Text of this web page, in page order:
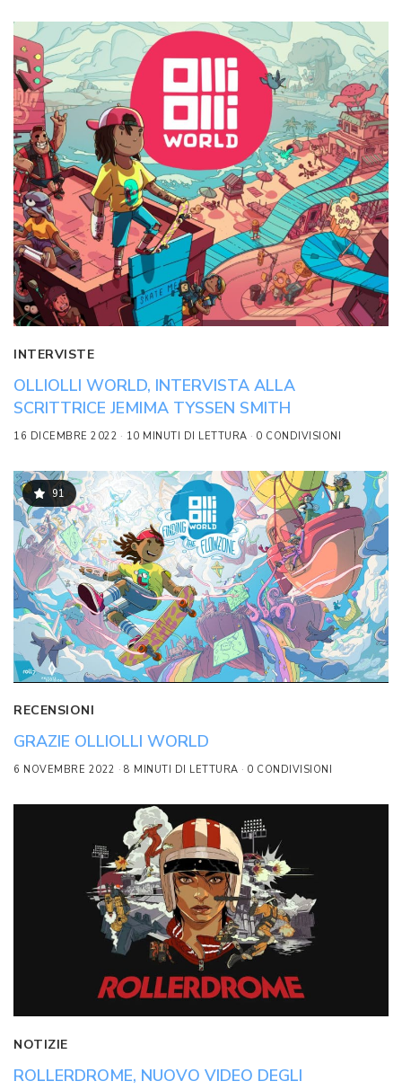
INTERVISTE
OLLIOLLI WORLD, INTERVISTA ALLA
SCRITTRICE JEMIMA TYSSEN SMITH
16 DICEMBRE 2022 10 MINUTI DI LETTURA 0 CONDIVISIONI
91
RECENSIONI
GRAZIE OLLIOLLI WORLD
6 NOVEMBRE 2022 8 MINUTI DI LETTURA 0 CONDIVISIONI
NOTIZIE
ROLLERDROME, NUOVO VIDEO DEGLI